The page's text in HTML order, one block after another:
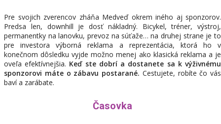
Pre svojich zverencov zháňa Medveď okrem iného aj sponzorov.
Predsa len, downhill je dosť nákladný. Bicykel, tréner, výstroj,
permanentky na lanovku, prevoz na súťaže… na druhej strane je to
pre investora výborná reklama a reprezentácia, ktorá ho v
konečnom dôsledku vyjde možno menej ako klasická reklama a je
oveľa efektívnejšia. Keď ste dobrí a dostanete sa k výživnému
sponzorovi máte o zábavu postarané. Cestujete, robíte čo vás
baví a zarábate.
Časovka